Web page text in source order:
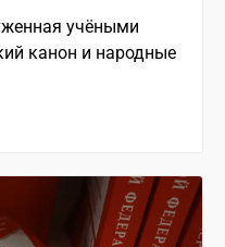
учёными
канон и народные